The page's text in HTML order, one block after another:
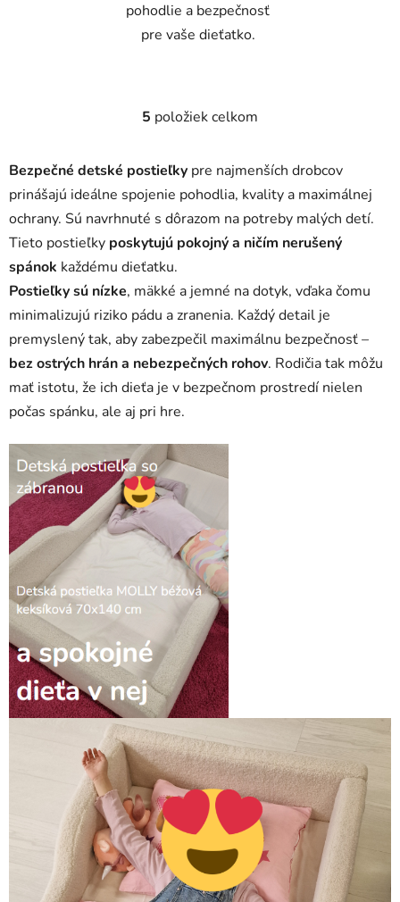
pohodlie a bezpečnosť
pre vaše dieťatko.
O
l
d
a
c
e
p
r
v
k
y
v
p
s
5 položiek celkom
Bezpečné detské postieľky pre najmenších drobcov
prinášajú ideálne spojenie pohodlia, kvality a maximálnej
ochrany. Sú navrhnuté s dôrazom na potreby malých detí.
Tieto postieľky poskytujú pokojný a ničím nerušený
spánok každému dieťatku.
Postieľky sú nízke, mäkké a jemné na dotyk, vďaka čomu
minimalizujú riziko pádu a zranenia. Každý detail je
premyslený tak, aby zabezpečil maximálnu bezpečnosť –
bez ostrých hrán a nebezpečných rohov. Rodičia tak môžu
mať istotu, že ich dieťa je v bezpečnom prostredí nielen
počas spánku, ale aj pri hre.